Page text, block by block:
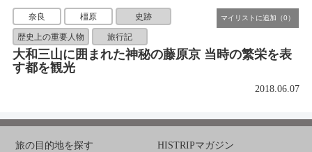
奈良 橿原 史跡
歴史上の重要人物 旅行記
大和三山に囲まれた神秘の藤原京 当時の繁栄を表
す都を観光
2018.06.07
旅の目的地を探す
HISTRIPマガジン